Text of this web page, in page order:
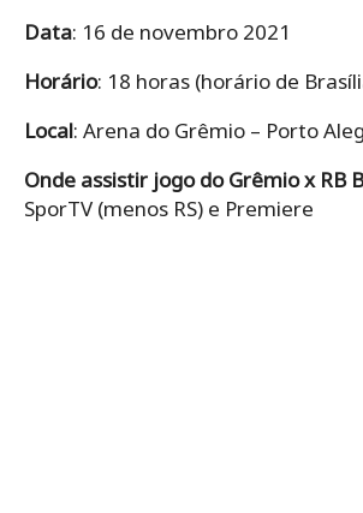
Data: 16 de novembro 2021
Horário: 18 horas (horário de
Local: Arena do Grêmio – Porto
Onde assistir jogo do Grêmio x RB
SporTV (menos RS) e Premiere